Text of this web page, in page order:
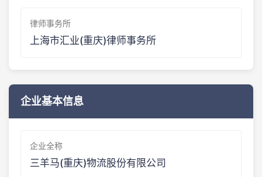
律师事务所
上海市汇业(重庆)律师事务所
企业基本信息
企业全称
三羊马(重庆)物流股份有限公司